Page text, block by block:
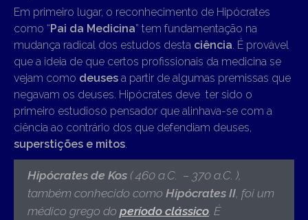
Em primeiro lugar, o reconhecimento de Hipócrates
como “Pai da Medicina” tem fundamentação na
mudança radical dos estudos desta ciência. É provável
que a ideia de que certos profissionais da medicina se
vejam como deuses a partir de algumas premissas que
negavam os deuses. Hipócrates deve ter sido o
primeiro estudioso pensador que alinhava-se com a
ciência ao contrário dos que defendiam deuses,
superstições e mitos.
Hipócrates de Kos ( 460 a.C. – 370 a.C. ),
também conhecido como Hipócrates II, foi um
médico grego do período clássico. É